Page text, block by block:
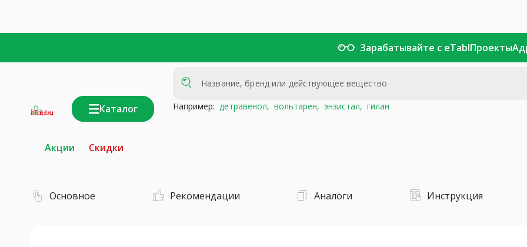
Зарабатывайте с eTablПроекты
Каталог Например: детравенол, вольтарен, энзистал, гилан
Акции Скидки
Основное Рекомендации Аналоги Инструкция